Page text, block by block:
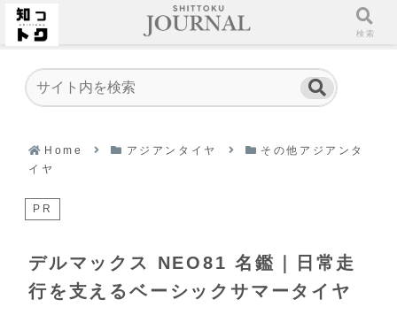
Home アジアンタイヤ
その他アジアンタ
イヤ
PR
デルマックス NEO81 名鑑｜日常走
行を支えるベーシックサマータイヤ
ホーム 検索